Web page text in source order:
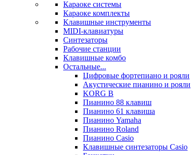
Караоке системы
Караоке комплекты
Клавишные инструменты
MIDI-клавиатуры
Синтезаторы
Рабочие станции
Клавишные комбо
Остальные...
Цифровые фортепиано и рояли
Акустические пианино и рояли
KORG B
Пианино 88 клавиш
Пианино 61 клавиша
Пианино Yamaha
Пианино Roland
Пианино Casio
Клавишные синтезаторы Casio